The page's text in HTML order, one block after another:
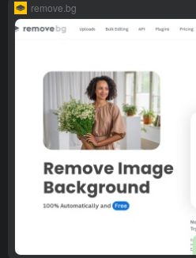
remove.bg